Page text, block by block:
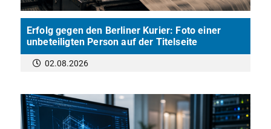
Erfolg gegen den Berliner Kurier: Foto einer
unbeteiligten Person auf der Titelseite
02.08.2026